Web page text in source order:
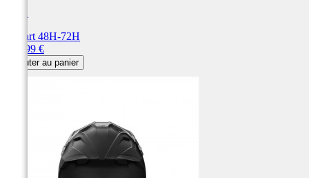
Départ 48H-72H
219,99 €
Ajouter au panier